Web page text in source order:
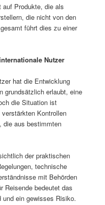
Produkte, die als
die nicht von den
führt dies zu einer
Nutzer
hat die Entwicklung
grundsätzlich erlaubt, eine
die Situation ist
Kontrollen
die aus bestimmten
der praktischen
technische
mit Behörden
Reisende bedeutet das
und ein gewisses Risiko.